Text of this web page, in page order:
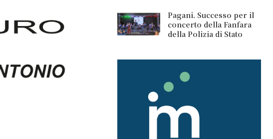
Pagani. Successo per il
concerto della Fanfara
della Polizia di Stato